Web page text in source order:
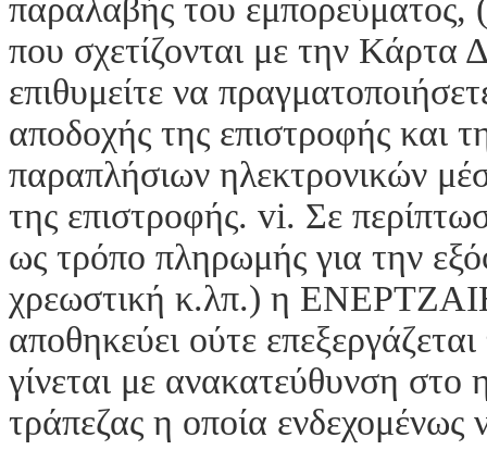
παραλαβής του εμπορεύματος,
που σχετίζονται με την
επιθυμείτε να
αποδοχής της επιστροφής
παραπλήσιων ηλεκτρονικών
της επιστροφής. vi. Σε
ως τρόπο πληρωμής για την
χρεωστική κ.λπ.) η
αποθηκεύει ούτε
γίνεται με ανακατεύθυνση στο
τράπεζας η οποία ενδεχομένως